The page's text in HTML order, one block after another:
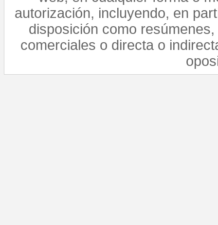
autorización, incluyendo, en
disposición como
comerciales o directa o